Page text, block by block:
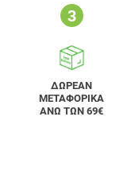
ΔΩΡΕΑΝ
ΜΕΤΑΦΟΡΙΚΑ
ΑΝΩ ΤΩΝ 69€